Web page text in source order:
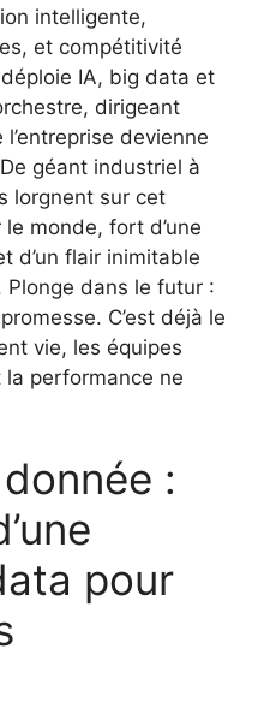
intelligente,
et compétitivité
IA, big data et
dirigeant
devienne
géant industriel à
lorgnent sur cet
monde, fort d’une
d’un flair inimitable
Plonge dans le futur :
C’est déjà le
vie, les équipes
performance ne
:
pour